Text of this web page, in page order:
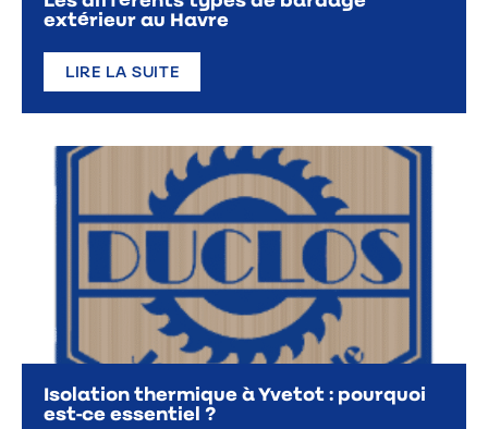
extérieur au Havre
LIRE LA SUITE
Isolation thermique à Yvetot : pourquoi
est-ce essentiel ?